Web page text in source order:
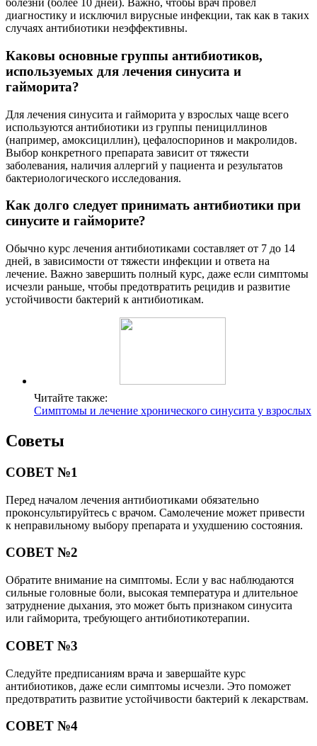
болезни (более 10 дней). Важно, чтобы врач провел
диагностику и исключил вирусные инфекции, так как в таких
случаях антибиотики неэффективны.
Каковы основные группы антибиотиков,
используемых для лечения синусита и
гайморита?
Для лечения синусита и гайморита у взрослых чаще всего
используются антибиотики из группы пенициллинов
(например, амоксициллин), цефалоспоринов и макролидов.
Выбор конкретного препарата зависит от тяжести
заболевания, наличия аллергий у пациента и результатов
бактериологического исследования.
Как долго следует принимать антибиотики при
синусите и гайморите?
Обычно курс лечения антибиотиками составляет от 7 до 14
дней, в зависимости от тяжести инфекции и ответа на
лечение. Важно завершить полный курс, даже если симптомы
исчезли раньше, чтобы предотвратить рецидив и развитие
устойчивости бактерий к антибиотикам.
Читайте также:
Симптомы и лечение хронического синусита у взрослых
Советы
СОВЕТ №1
Перед началом лечения антибиотиками обязательно
проконсультируйтесь с врачом. Самолечение может привести
к неправильному выбору препарата и ухудшению состояния.
СОВЕТ №2
Обратите внимание на симптомы. Если у вас наблюдаются
сильные головные боли, высокая температура и длительное
затруднение дыхания, это может быть признаком синусита
или гайморита, требующего антибиотикотерапии.
СОВЕТ №3
Следуйте предписаниям врача и завершайте курс
антибиотиков, даже если симптомы исчезли. Это поможет
предотвратить развитие устойчивости бактерий к лекарствам.
СОВЕТ №4